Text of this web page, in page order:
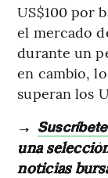
US$100 por
el mercado
durante un
en cambio,
superan los
→
una
noticias